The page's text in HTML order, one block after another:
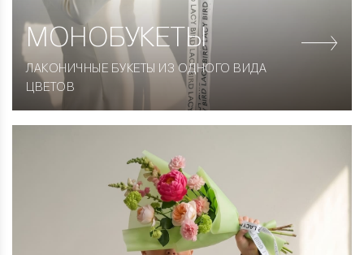
МОНОБУКЕТЫ
ЛАКОНИЧНЫЕ БУКЕТЫ ИЗ ОДНОГО ВИДА
ЦВЕТОВ